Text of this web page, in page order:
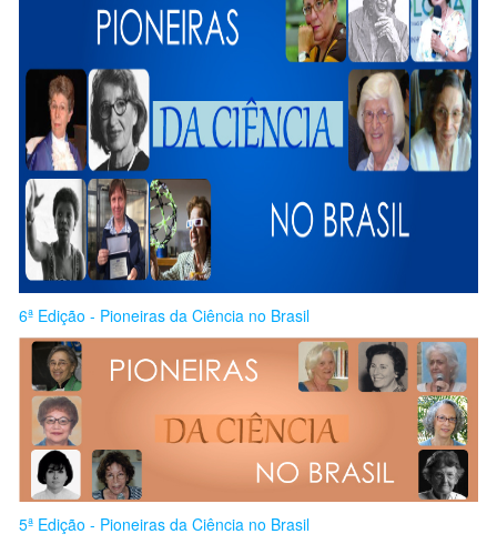
6ª Edição - Pioneiras da Ciência no Brasil
5ª Edição - Pioneiras da Ciência no Brasil